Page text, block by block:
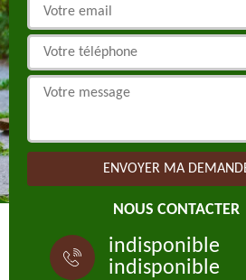
NOUS CONTACTER
indisponible
indisponible